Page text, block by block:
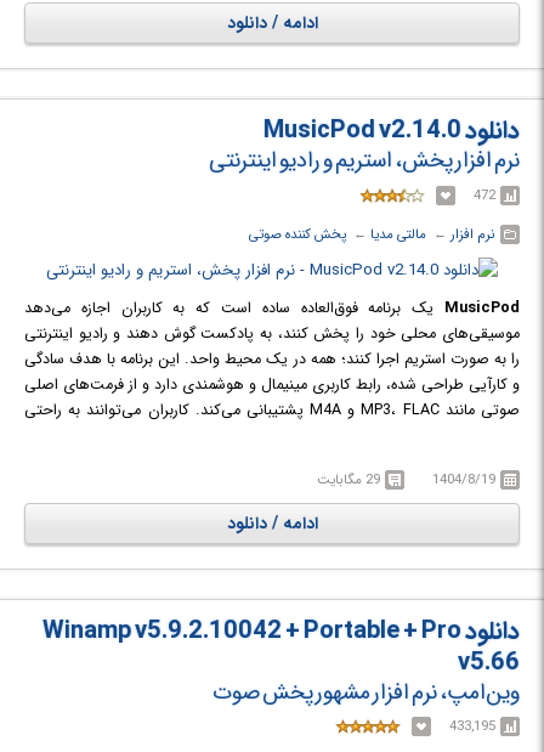
ادامه / دانلود
دانلود MusicPod v2.14.0
نرم افزار پخش، استریم و رادیو اینترنتی
472
نرم افزار ← ‏ مالتی مدیا ← ‏ پخش کننده صوتی
MusicPod یک برنامه فوق‌العاده ساده است که به کاربران اجازه می‌دهد
موسیقی‌های محلی خود را پخش کنند، به پادکست گوش دهند و رادیو اینترنتی
را به صورت استریم اجرا کنند؛ همه در یک محیط واحد. این برنامه با هدف سادگی
و کارآیی طراحی شده، رابط کاربری مینیمال و هوشمندی دارد و از فرمت‌های اصلی
صوتی مانند MP3، FLAC و M4A پشتیبانی می‌کند. کاربران می‌توانند به راحتی
مرور کنند. MusicPod رایگان است، سریع اجرا می‌شود و بدون ایجاد هیچ
پیچیدگی‌ای، تمام وظایف را به سادگی انجام می‌دهد.
1404/8/19 29 مگابایت
ادامه / دانلود
دانلود Winamp v5.9.2.10042 + Portable + Pro
v5.66
وین‌امپ، نرم افزار مشهور پخش صوت
433,195